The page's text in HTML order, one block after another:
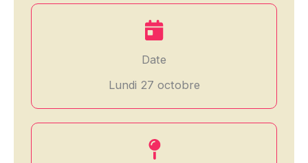
Date
Lundi 27 octobre